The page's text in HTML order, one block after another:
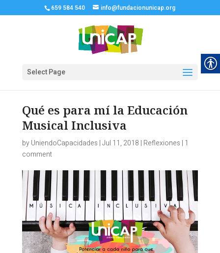
659 584 540 info@fundacionunicap.org
Select Page
Qué es para mí la Educación
Musical Inclusiva
byUniendoCapacidades |Jul 11, 2018 | Reflexiones | 1
comment